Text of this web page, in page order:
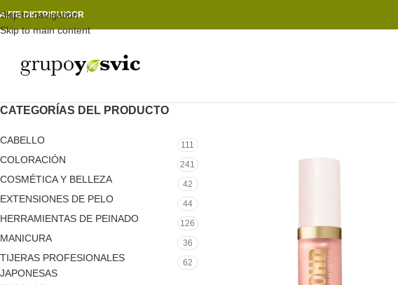
Skip to navigation
Skip to main content
DISTRIBUIDOR
CATEGORÍAS DEL PRODUCTO
CABELLO 111
COLORACIÓN 241
COSMÉTICA Y BELLEZA 42
EXTENSIONES DE PELO 44
HERRAMIENTAS DE PEINADO 126
MANICURA 36
TIJERAS PROFESIONALES
JAPONESAS
62